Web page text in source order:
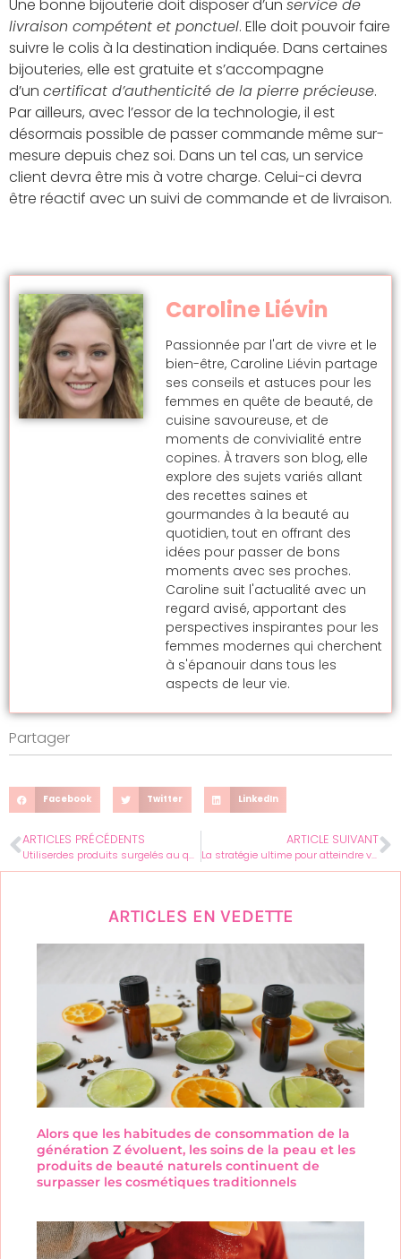
Une bonne bijouterie doit disposer d’un service de
livraison compétent et ponctuel. Elle doit pouvoir faire
suivre le colis à la destination indiquée. Dans certaines
bijouteries, elle est gratuite et s’accompagne
d’un certificat d’authenticité de la pierre précieuse.
Par ailleurs, avec l’essor de la technologie, il est
désormais possible de passer commande même sur-
mesure depuis chez soi. Dans un tel cas, un service
client devra être mis à votre charge. Celui-ci devra
être réactif avec un suivi de commande et de livraison.
Caroline Liévin
Passionnée par l'art de vivre et le
bien-être, Caroline Liévin partage
ses conseils et astuces pour les
femmes en quête de beauté, de
cuisine savoureuse, et de
moments de convivialité entre
copines. À travers son blog, elle
explore des sujets variés allant
des recettes saines et
gourmandes à la beauté au
quotidien, tout en offrant des
idées pour passer de bons
moments avec ses proches.
Caroline suit l'actualité avec un
regard avisé, apportant des
perspectives inspirantes pour les
femmes modernes qui cherchent
à s'épanouir dans tous les
aspects de leur vie.
Partager
Facebook Twitter LinkedIn
ARTICLES PRÉCÉDENTS
Utiliserdes produits surgelés au quotidien grâce à nos conseils
ARTICLE SUIVANT
La stratégie ultime pour atteindre vos objectifs
ARTICLES EN VEDETTE
Alors que les habitudes de consommation de la
génération Z évoluent, les soins de la peau et les
produits de beauté naturels continuent de
surpasser les cosmétiques traditionnels